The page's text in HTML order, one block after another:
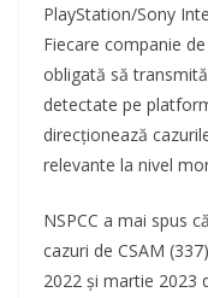
PlayStation/Sony
Fiecare companie
obligată să
detectate pe
direcționează
relevante la nivel
NSPCC a mai spus că
cazuri de CSAM
2022 și martie 2023